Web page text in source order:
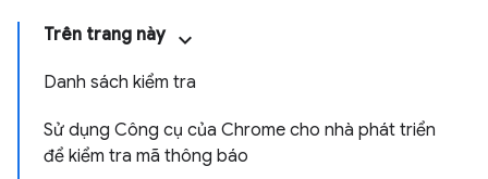
Trên trang này
Danh sách kiểm tra
Sử dụng Công cụ của Chrome cho nhà phát triển
để kiểm tra mã thông báo